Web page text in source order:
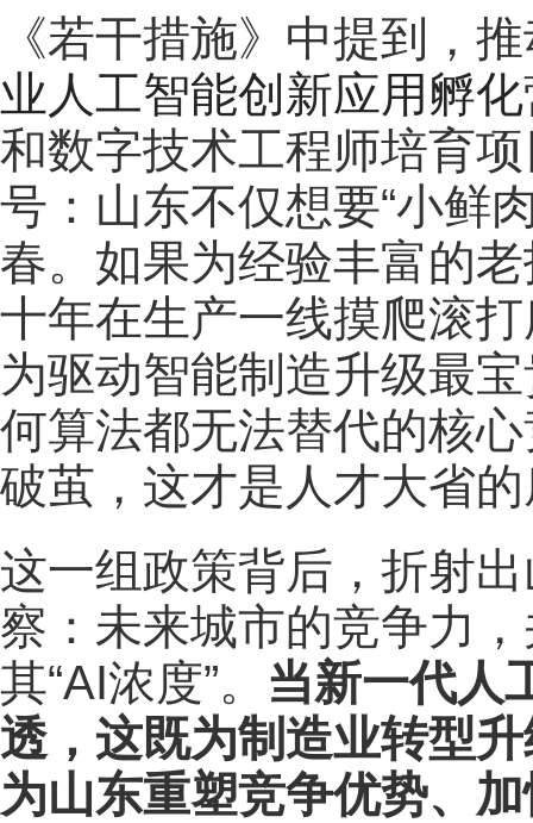
《若干措施》中提到，
业人工智能创新应用孵化
和数字技术工程师培育
号：山东不仅想要“小鲜
春。如果为经验丰富的
十年在生产一线摸爬滚
为驱动智能制造升级最
何算法都无法替代的核
破茧，这才是人才大省
这一组政策背后，折射
察：未来城市的竞争力
其“AI浓度”。 当新一代人
透，这既为制造业转型
为山东重塑竞争优势、